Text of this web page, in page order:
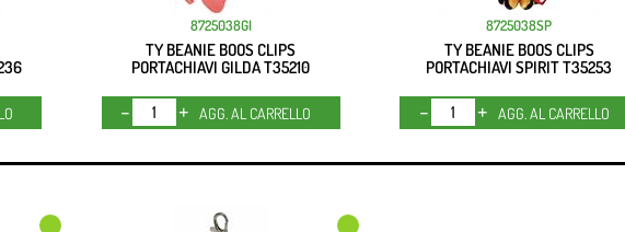
8725038GI
TY BEANIE BOOS CLIPS
PORTACHIAVI GILDA T35210
Quantità
AGG. AL CARRELLO
8725038SP
TY BEANIE BOOS CLIPS
PORTACHIAVI SPIRIT T35253
Quantità
AGG. AL CARRELLO